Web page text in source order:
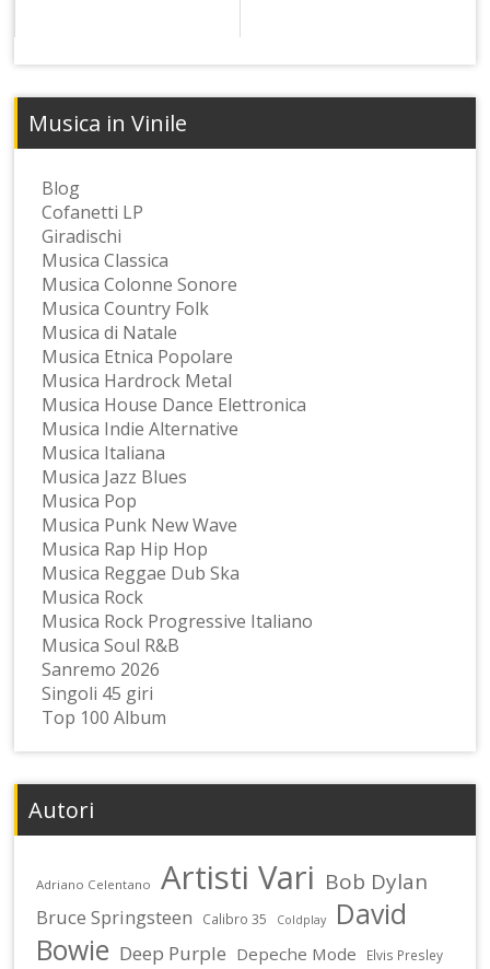
Musica in Vinile
Blog
Cofanetti LP
Giradischi
Musica Classica
Musica Colonne Sonore
Musica Country Folk
Musica di Natale
Musica Etnica Popolare
Musica Hardrock Metal
Musica House Dance Elettronica
Musica Indie Alternative
Musica Italiana
Musica Jazz Blues
Musica Pop
Musica Punk New Wave
Musica Rap Hip Hop
Musica Reggae Dub Ska
Musica Rock
Musica Rock Progressive Italiano
Musica Soul R&B
Sanremo 2026
Singoli 45 giri
Top 100 Album
Autori
Adriano Celentano Artisti Vari Bob Dylan
Bruce Springsteen Calibro 35 Coldplay
David
Bowie Deep Purple Depeche Mode Elvis Presley